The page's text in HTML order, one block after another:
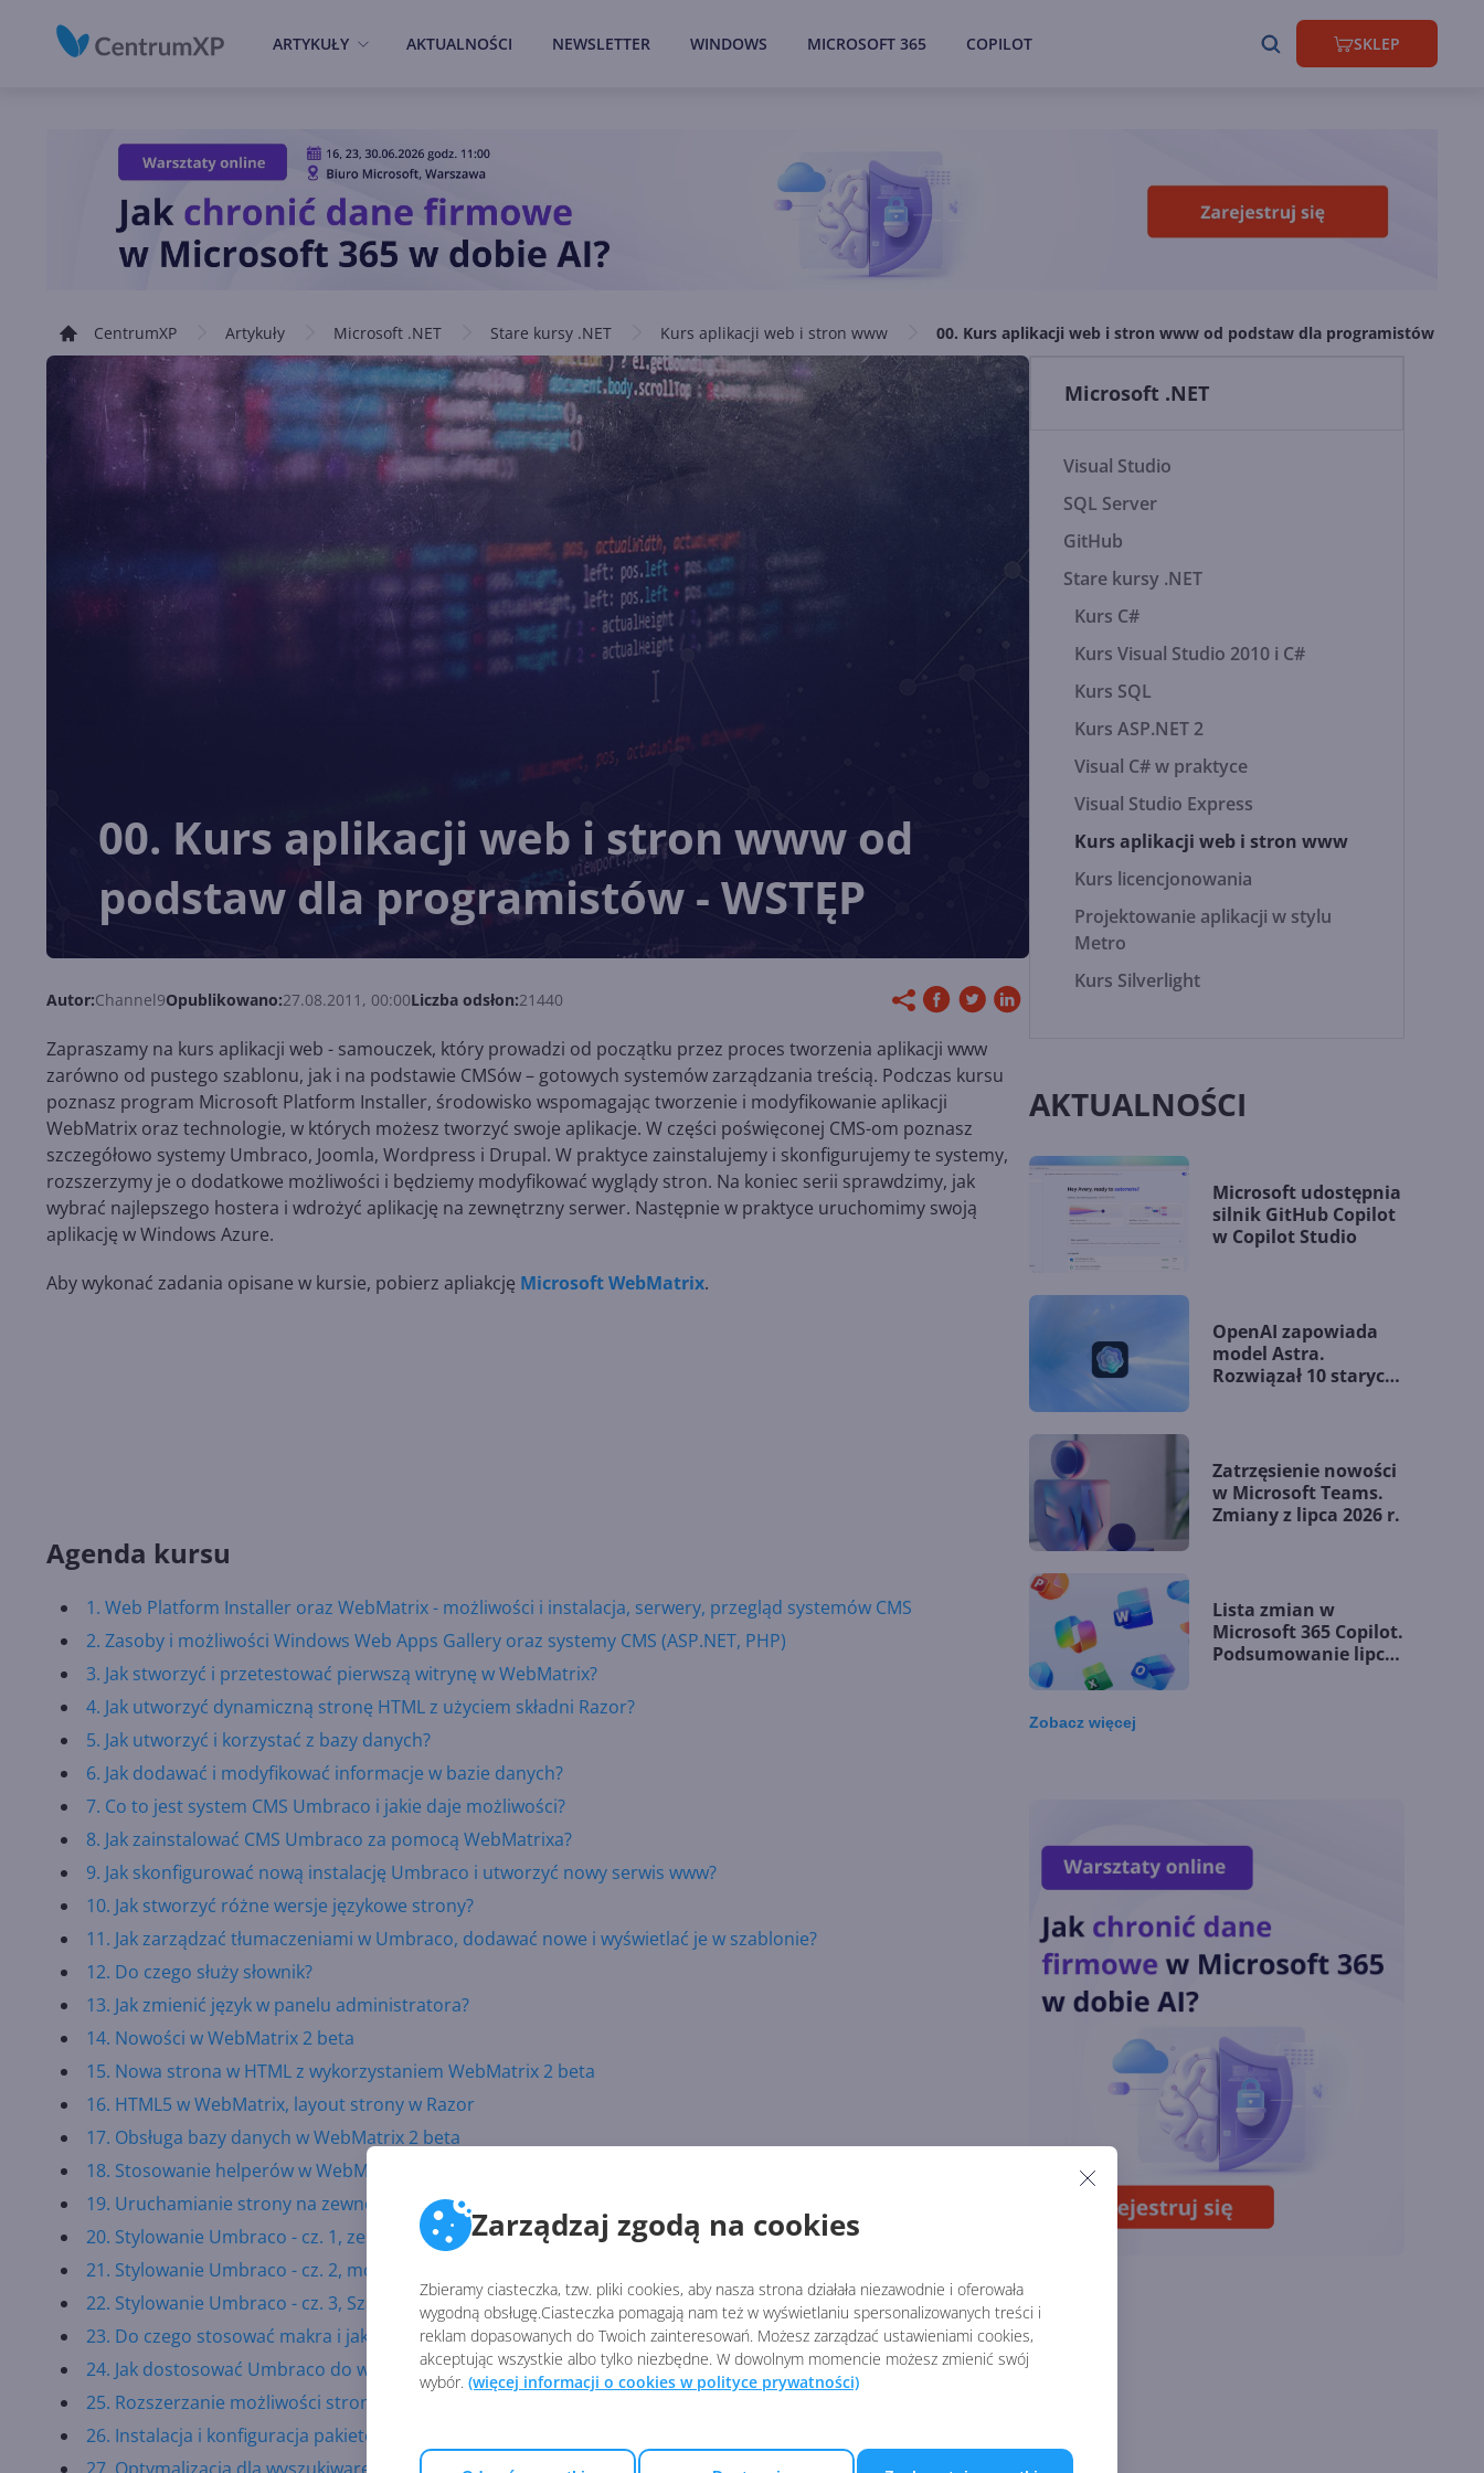
Zarządzaj zgodą na cookies
Zbieramy ciasteczka, tzw. pliki cookies, aby nasza strona działała niezawodnie i oferowała
wygodną obsługę.Ciasteczka pomagają nam też w wyświetlaniu spersonalizowanych treści i
reklam dopasowanych do Twoich zainteresowań. Możesz zarządzać ustawieniami cookies,
akceptując wszystkie albo tylko niezbędne. W dowolnym momencie możesz zmienić swój
wybór. (więcej informacji o cookies w polityce prywatności)
ARTYKUŁY AKTUALNOŚCI NEWSLETTER WINDOWS MICROSOFT 365 COPILOT SKLEP
CentrumXP Artykuły Microsoft .NET Stare kursy .NET Kurs aplikacji web i stron www 00. Kurs aplikacji web i stron www od podstaw dla programistów -
00. Kurs aplikacji web i stron www od
podstaw dla programistów - WSTĘP
Autor:Channel9Opublikowano:27.08.2011, 00:00Liczba odsłon:21440
Zapraszamy na kurs aplikacji web - samouczek, który prowadzi od początku przez proces tworzenia aplikacji www
zarówno od pustego szablonu, jak i na podstawie CMSów – gotowych systemów zarządzania treścią. Podczas kursu
poznasz program Microsoft Platform Installer, środowisko wspomagając tworzenie i modyfikowanie aplikacji
WebMatrix oraz technologie, w których możesz tworzyć swoje aplikacje. W części poświęconej CMS-om poznasz
szczegółowo systemy Umbraco, Joomla, Wordpress i Drupal. W praktyce zainstalujemy i skonfigurujemy te systemy,
rozszerzymy je o dodatkowe możliwości i będziemy modyfikować wyglądy stron. Na koniec serii sprawdzimy, jak
wybrać najlepszego hostera i wdrożyć aplikację na zewnętrzny serwer. Następnie w praktyce uruchomimy swoją
aplikację w Windows Azure.
Aby wykonać zadania opisane w kursie, pobierz apliakcję Microsoft WebMatrix.
Agenda kursu
1. Web Platform Installer oraz WebMatrix - możliwości i instalacja, serwery, przegląd systemów CMS
2. Zasoby i możliwości Windows Web Apps Gallery oraz systemy CMS (ASP.NET, PHP)
3. Jak stworzyć i przetestować pierwszą witrynę w WebMatrix?
4. Jak utworzyć dynamiczną stronę HTML z użyciem składni Razor?
5. Jak utworzyć i korzystać z bazy danych?
6. Jak dodawać i modyfikować informacje w bazie danych?
7. Co to jest system CMS Umbraco i jakie daje możliwości?
8. Jak zainstalować CMS Umbraco za pomocą WebMatrixa?
9. Jak skonfigurować nową instalację Umbraco i utworzyć nowy serwis www?
10. Jak stworzyć różne wersje językowe strony?
11. Jak zarządzać tłumaczeniami w Umbraco, dodawać nowe i wyświetlać je w szablonie?
12. Do czego służy słownik?
13. Jak zmienić język w panelu administratora?
14. Nowości w WebMatrix 2 beta
15. Nowa strona w HTML z wykorzystaniem WebMatrix 2 beta
16. HTML5 w WebMatrix, layout strony w Razor
17. Obsługa bazy danych w WebMatrix 2 beta
18. Stosowanie helperów w WebMatrix 2 beta
19. Uruchamianie strony na zewnętrznym serwerze
20. Stylowanie Umbraco - cz. 1, zestawy startowe i skórki
21. Stylowanie Umbraco - cz. 2, modyfikacja szablonów
22. Stylowanie Umbraco - cz. 3, Szablony HTML i CSS
23. Do czego stosować makra i jak z nich korzystać?
24. Jak dostosować Umbraco do własnych potrzeb?
25. Rozszerzanie możliwości strony za pomocą pakietów
26. Instalacja i konfiguracja pakietów
Microsoft .NET
Visual Studio
SQL Server
GitHub
Stare kursy .NET
Kurs C#
Kurs Visual Studio 2010 i C#
Kurs SQL
Kurs ASP.NET 2
Visual C# w praktyce
Visual Studio Express
Kurs aplikacji web i stron www
Kurs licencjonowania
Projektowanie aplikacji w stylu
Metro
Kurs Silverlight
AKTUALNOŚCI
Microsoft udostępnia
silnik GitHub Copilot
w Copilot Studio
OpenAI zapowiada
model Astra.
Rozwiązał 10 starych
Zatrzęsienie nowości
w Microsoft Teams.
Zmiany z lipca 2026 r.
Lista zmian w
Microsoft 365 Copilot.
Podsumowanie lipca
Miliardy z AI i
chmury. Microsoft
ogłasza znakomite
wyniki i
superaplikację
wspiera odkrycia
naukowe. OpenAI
startuje z nowym
programem
Lipcowa aktualizacja
Copilota w Excelu.
Duże zmiany dzięki
GPT i Claude Opus
Zobaczwięcej